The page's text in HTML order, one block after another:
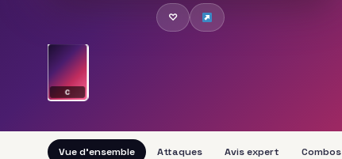
♡
C
Vue d'ensemble Attaques Avis expert Combos